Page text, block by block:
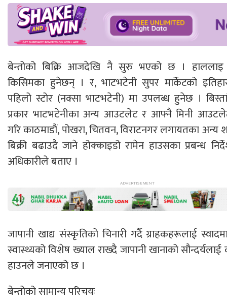
बेन्तोको बिक्रि आजदेखि नै सुरु भएको छ । हाललाइ
किसिमका हुनेछन् । र, भाटभटेनी सुपर मार्केटको
पहिलो स्टोर (नक्सा भाटभटेनी) मा उपलब्ध हुनेछ ।
प्रकार भाटभटेनीका अन्य आउटलेट र आफ्नै मिनी
गरि काठमाडौं, पोखरा, चितवन, विराटनगर लगायतका अन्य
बिक्री बढाउदै जाने होक्काइडो रामेन हाउसका प्रबन्ध
अधिकारीले बताए ।
जापानी खाद्य संंस्कृतिको चिनारी गर्दै ग्राहकहरूलाई
स्वास्थ्यको विशेष ख्याल राख्दै जापानी खानाको सौन्दर्यलाई
हाउनले जनाएको छ ।
बेन्तोको सामान्य परिचयः